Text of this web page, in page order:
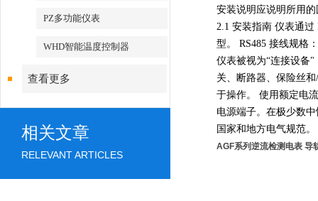
PZ多功能仪表
WHD智能温度控制器
查看更多
相关文章
RELEVANT ARTICLES
安装说明应说明所用
2.1 安装指南 仪表通过
型。 RS485 接线规格
仪表被视为“连接设备
关、断路器、保险丝
于操作。 使用额定电
电源端子。在极少数
国家和地方电气规范。
AGF系列逆流检测电表 导